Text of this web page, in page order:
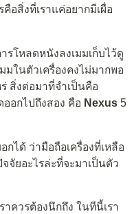
คือสิ่งที่เราแค่อยากมีเผื่อ
โหลดหนังลงเมมเก็บไว้ดู
ในตัวเครื่องคงไม่มากพอ
สิ่งต่อมาที่จำเป็นคือ
อกไปถึงสอง คือ Nexus 5
กได้ ว่ามือถือเครื่องที่เหลือ
จัยอะไรล่ะที่จะมาเป็นตัว
าควรต้องนึกถึง ในทีนี้เรา